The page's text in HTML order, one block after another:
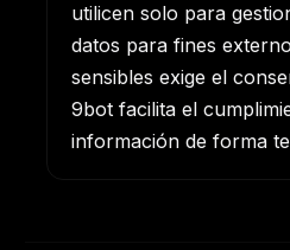
utilicen solo para
datos para fines
sensibles exige el
9bot facilita el
información de forma